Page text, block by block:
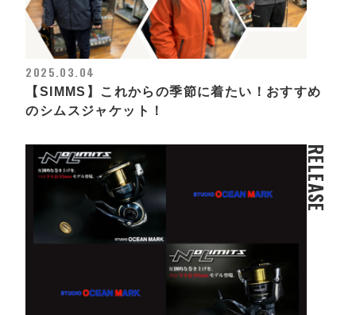
2025.03.04
【SIMMS】これからの季節に着たい！おすすめ
のシムスジャケット！
RELEASE